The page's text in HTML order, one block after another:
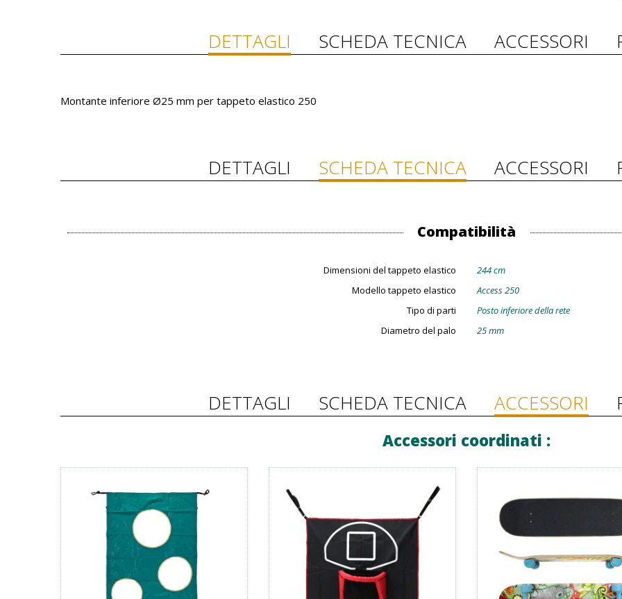
DETTAGLI SCHEDA TECNICA ACCESSORI
Montante inferiore Ø25 mm per tappeto elastico 250
DETTAGLI SCHEDA TECNICA ACCESSORI
Compatibilità
Dimensioni del tappeto elastico
244 cm
Modello tappeto elastico
Access 250
Tipo di parti
Posto inferiore della rete
Diametro del palo
25 mm
DETTAGLI SCHEDA TECNICA ACCESSORI
Accessori coordinati :